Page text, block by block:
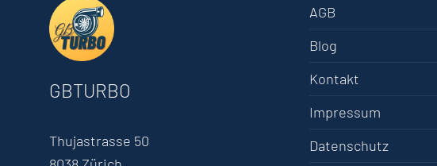
GBTURBO
Thujastrasse 50
AGB
Blog
Kontakt
Impressum
Datenschutz